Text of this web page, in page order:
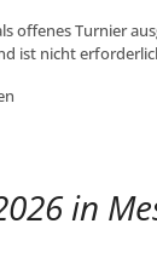
offenes Turnier
ist nicht
in